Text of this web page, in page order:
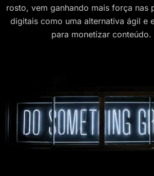
rosto, vem ganhando mais força nas
digitais como uma alternativa ágil e
para monetizar conteúdo.